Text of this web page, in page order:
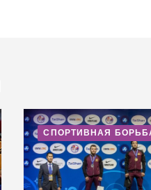
СПОРТИВНАЯ